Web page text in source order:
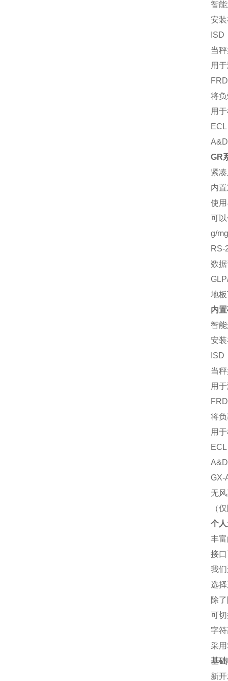
智
安
ISD
当
用
将
用
GR
紧
内
使
可
g/
RS-
数
地
内
智
安
ISD
当
用
将
用
GX-
无
（
个
丰
接
我
选
除
可
字
采
基
新